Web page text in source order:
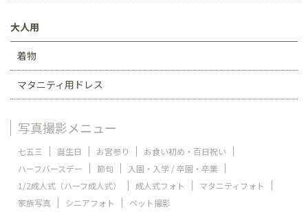
大人用
着物
マタニティ用ドレス
写真撮影メニュー
七五三 誕生日 お宮参り
お食い初め・百日祝い
ハーフバースデー
節句
入園・入学 / 卒園・卒業
1/2成人式（ハーフ成人式）
成人式フォト
マタニティフォト
家族写真
シニアフォト ペット撮影